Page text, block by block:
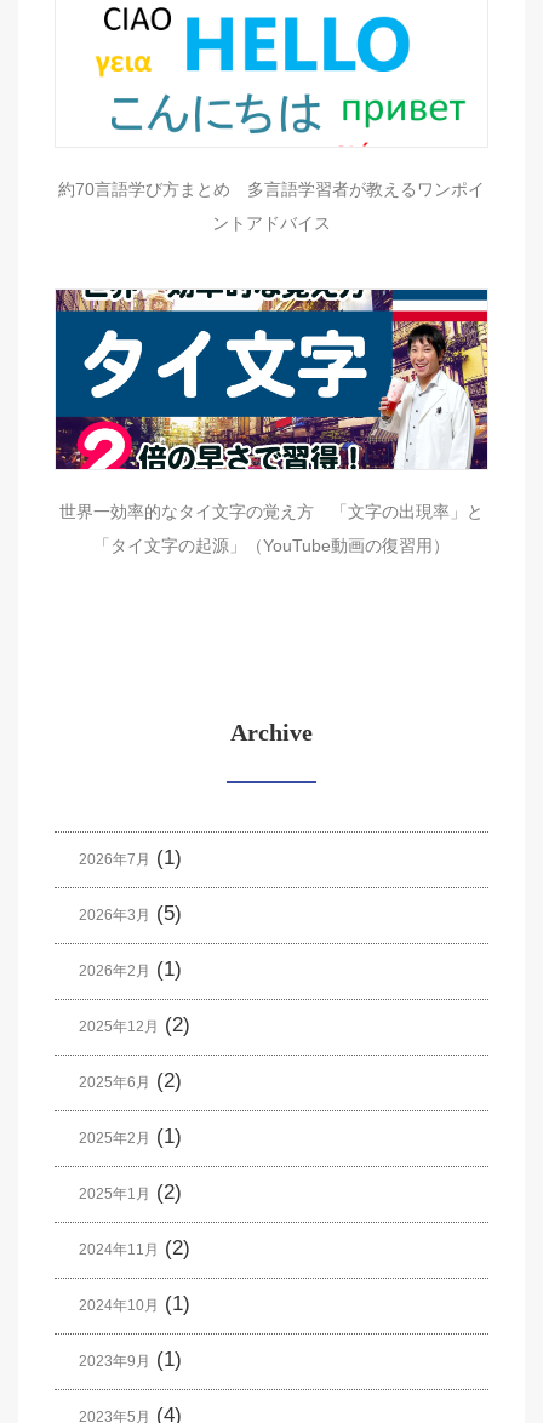
約70言語学び方まとめ 多言語学習者が教えるワンポイ
ントアドバイス
世界一効率的なタイ文字の覚え方 「文字の出現率」と
「タイ文字の起源」（YouTube動画の復習用）
Archive
2026年7月 (1)
2026年3月 (5)
2026年2月 (1)
2025年12月 (2)
2025年6月 (2)
2025年2月 (1)
2025年1月 (2)
2024年11月 (2)
2024年10月 (1)
2023年9月 (1)
2023年5月 (4)